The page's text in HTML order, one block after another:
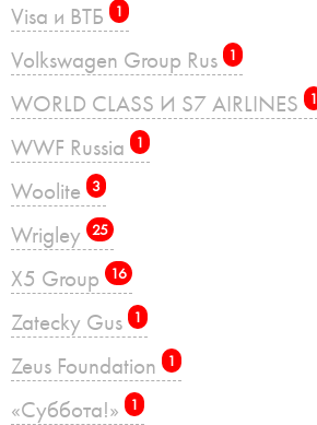
Visa и ВТБ 1
Volkswagen Group Rus 1
WORLD CLASS И S7 AIRLINES 1
WWF Russia 1
Woolite 3
Wrigley 25
X5 Group 16
Zatecky Gus 1
Zeus Foundation 1
«Суббота!» 1